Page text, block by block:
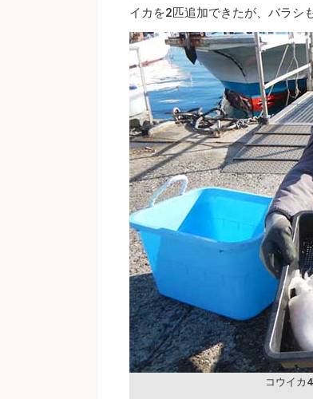
イカを2匹追加できたが、バラシ
コウイカ